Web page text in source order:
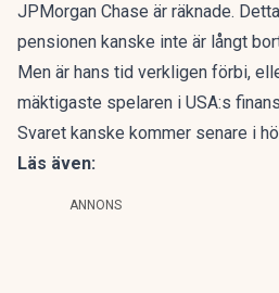
JPMorgan Chase är räknade.
pensionen kanske inte är långt
Men är hans tid verkligen förbi,
mäktigaste spelaren i USA:s
Svaret kanske kommer senare i
Läs även:
ANNONS